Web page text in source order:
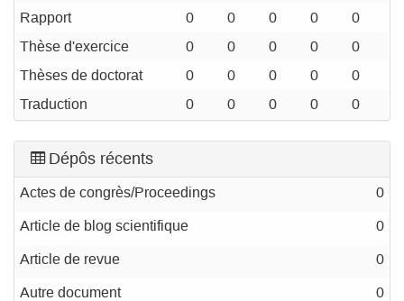
Rapport
0 0 0 0
0
Thèse d'exercice
0 0 0 0
0
Thèses de doctorat
0 0 0 0
0
Traduction
0 0 0 0 0
Dépôs récents
Actes de congrès/Proceedings 0
Article de blog scientifique 0
Article de revue 0
Autre document 0